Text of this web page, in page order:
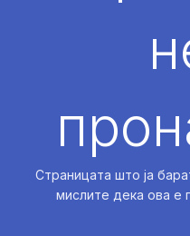
Страницата што ја
мислите дека ова е